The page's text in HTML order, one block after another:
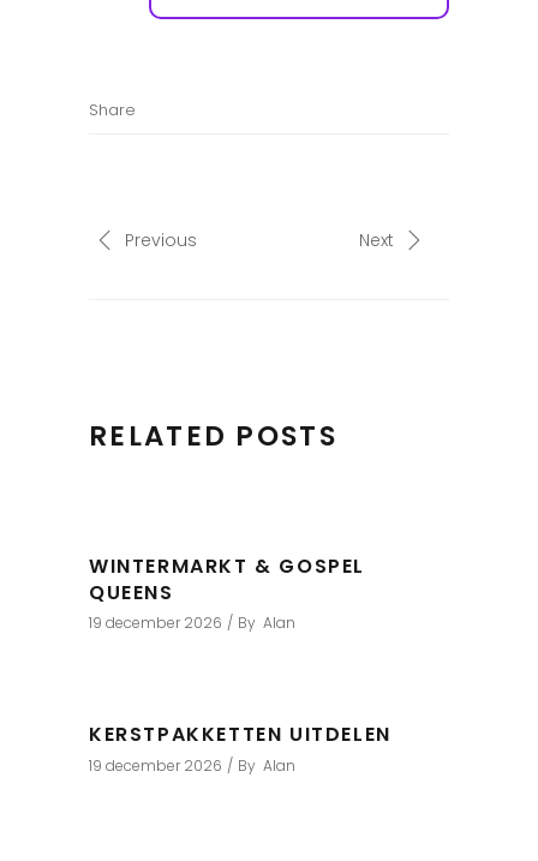
Share
Previous Next
RELATED POSTS
WINTERMARKT & GOSPEL
QUEENS
19 december 2026 By Alan
KERSTPAKKETTEN UITDELEN
19 december 2026 By Alan